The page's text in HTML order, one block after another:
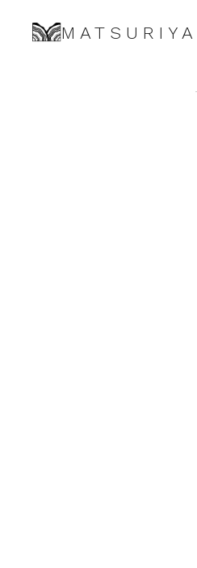
MATSURIYA